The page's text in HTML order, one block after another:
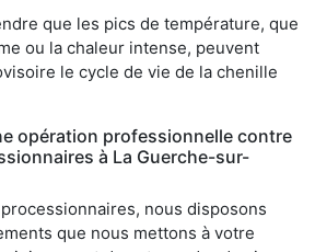
que les pics de température, que
ou la chaleur intense, peuvent
le cycle de vie de la chenille
opération professionnelle contre
à La Guerche-sur-
nous disposons
que nous mettons à votre